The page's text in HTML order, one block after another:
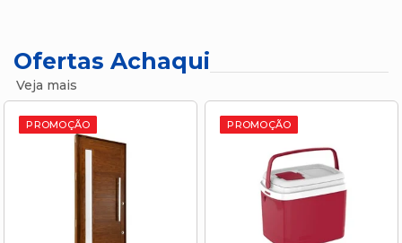
Ofertas Achaqui
Veja mais
PROMOÇÃO PROMOÇÃO